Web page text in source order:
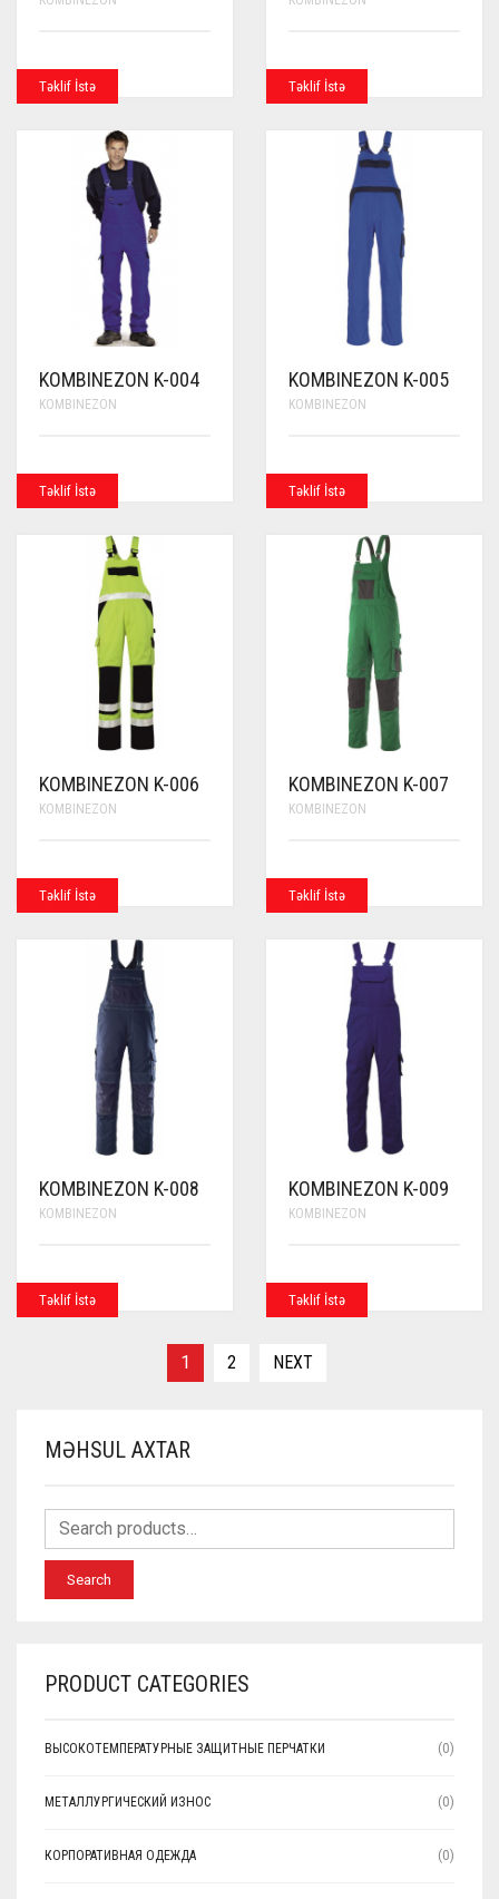
Təklif İstə Təklif İstə
KOMBINEZON K-004
KOMBINEZON
Təklif İstə
KOMBINEZON K-005
KOMBINEZON
Təklif İstə
KOMBINEZON K-006
KOMBINEZON
Təklif İstə
KOMBINEZON K-007
KOMBINEZON
Təklif İstə
KOMBINEZON K-008
KOMBINEZON
Təklif İstə
KOMBINEZON K-009
KOMBINEZON
Təklif İstə
1 2 NEXT
MƏHSUL AXTAR
Search
PRODUCT CATEGORIES
ВЫСОКОТЕМПЕРАТУРНЫЕ ЗАЩИТНЫЕ ПЕРЧАТКИ (0)
МЕТАЛЛУРГИЧЕСКИЙ ИЗНОС (0)
КОРПОРАТИВНАЯ ОДЕЖДА (0)